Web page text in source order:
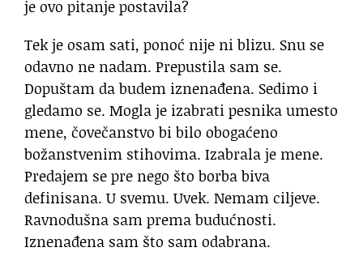
je ovo pitanje postavila?
Tek je osam sati, ponoć nije ni blizu. Snu se
odavno ne nadam. Prepustila sam se.
Dopuštam da budem iznenađena. Sedimo i
gledamo se. Mogla je izabrati pesnika umesto
mene, čovečanstvo bi bilo obogaćeno
božanstvenim stihovima. Izabrala je mene.
Predajem se pre nego što borba biva
definisana. U svemu. Uvek. Nemam ciljeve.
Ravnodušna sam prema budućnosti.
Iznenađena sam što sam odabrana.